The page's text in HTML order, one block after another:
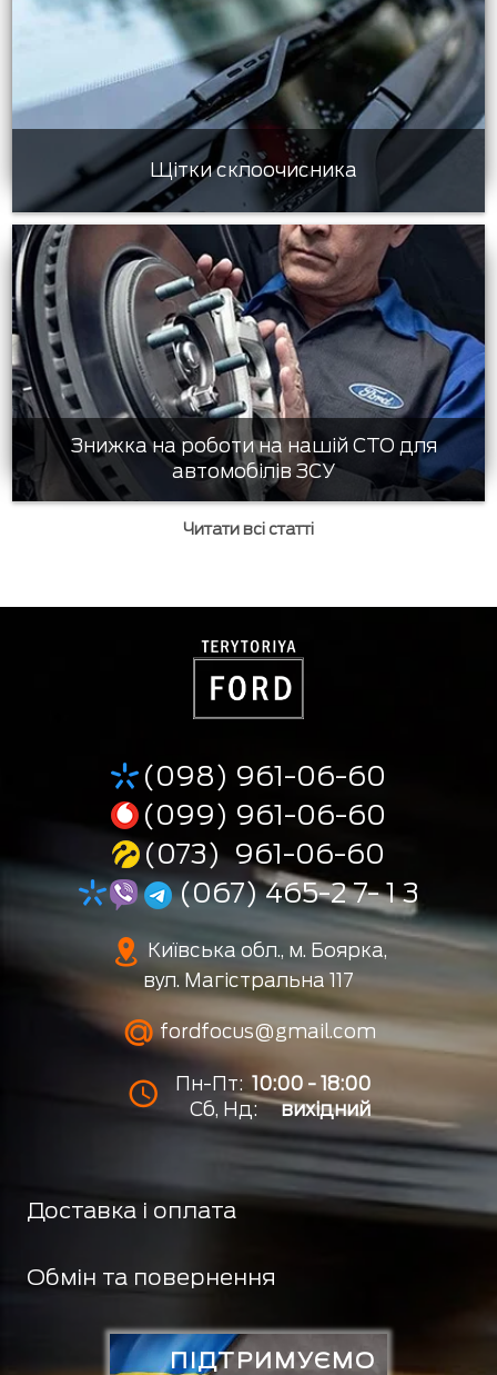
Щітки склоочисника
Знижка на роботи на нашій СТО для
автомобілів ЗСУ
Читати всі статті
(098) 961-06-60
(099) 961-06-60
(073) 961-06-60
(067) 465-2 7- 1 3
Київська обл., м. Боярка,
вул. Магістральна 117
fordfocus@gmail.com
Пн-Пт: 10:00 - 18:00
Сб, Нд:
вихідний
Доставка і оплата
Обмін та повернення
ПІДТРИМУЄМО